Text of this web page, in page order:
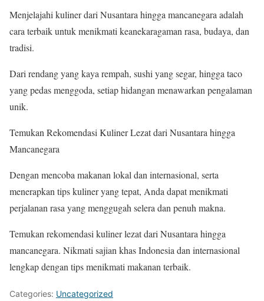
Menjelajahi kuliner dari Nusantara hingga mancanegara adalah
cara terbaik untuk menikmati keanekaragaman rasa, budaya, dan
tradisi.
Dari rendang yang kaya rempah, sushi yang segar, hingga taco
yang pedas menggoda, setiap hidangan menawarkan pengalaman
unik.
Temukan Rekomendasi Kuliner Lezat dari Nusantara hingga
Mancanegara
Dengan mencoba makanan lokal dan internasional, serta
menerapkan tips kuliner yang tepat, Anda dapat menikmati
perjalanan rasa yang menggugah selera dan penuh makna.
Temukan rekomendasi kuliner lezat dari Nusantara hingga
mancanegara. Nikmati sajian khas Indonesia dan internasional
lengkap dengan tips menikmati makanan terbaik.
Categories: Uncategorized